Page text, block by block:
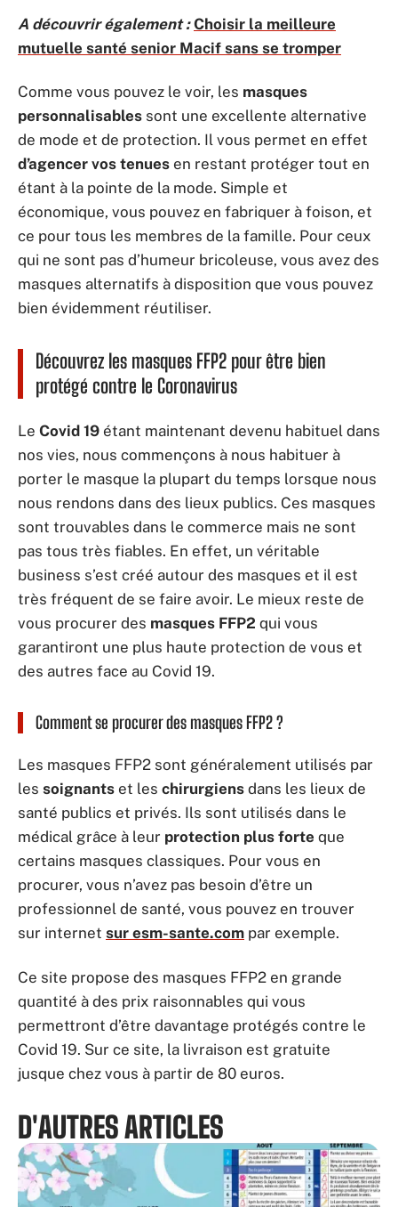
A découvrir également : Choisir la meilleure
mutuelle santé senior Macif sans se tromper
Comme vous pouvez le voir, les masques
personnalisables sont une excellente alternative
de mode et de protection. Il vous permet en effet
d’agencer vos tenues en restant protéger tout en
étant à la pointe de la mode. Simple et
économique, vous pouvez en fabriquer à foison, et
ce pour tous les membres de la famille. Pour ceux
qui ne sont pas d’humeur bricoleuse, vous avez des
masques alternatifs à disposition que vous pouvez
bien évidemment réutiliser.
Découvrez les masques FFP2 pour être bien
protégé contre le Coronavirus
Le Covid 19 étant maintenant devenu habituel dans
nos vies, nous commençons à nous habituer à
porter le masque la plupart du temps lorsque nous
nous rendons dans des lieux publics. Ces masques
sont trouvables dans le commerce mais ne sont
pas tous très fiables. En effet, un véritable
business s’est créé autour des masques et il est
très fréquent de se faire avoir. Le mieux reste de
vous procurer des masques FFP2 qui vous
garantiront une plus haute protection de vous et
des autres face au Covid 19.
Comment se procurer des masques FFP2 ?
Les masques FFP2 sont généralement utilisés par
les soignants et les chirurgiens dans les lieux de
santé publics et privés. Ils sont utilisés dans le
médical grâce à leur protection plus forte que
certains masques classiques. Pour vous en
procurer, vous n’avez pas besoin d’être un
professionnel de santé, vous pouvez en trouver
sur internet sur esm-sante.com par exemple.
Ce site propose des masques FFP2 en grande
quantité à des prix raisonnables qui vous
permettront d’être davantage protégés contre le
Covid 19. Sur ce site, la livraison est gratuite
jusque chez vous à partir de 80 euros.
D'AUTRES ARTICLES